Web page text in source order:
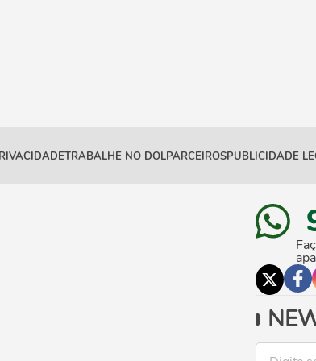
TRABALHE NO DOLPARCEIROSPUBLICIDADE